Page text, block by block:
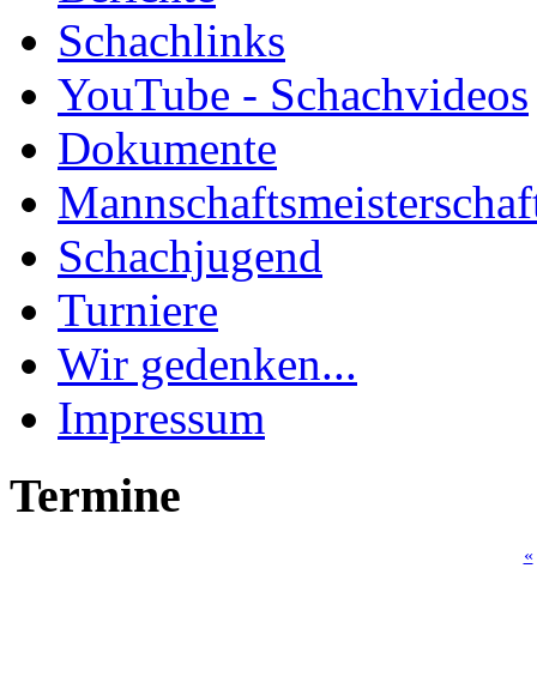
Schachlinks
YouTube - Schachvideos
Dokumente
Schachjugend
Turniere
Wir gedenken...
Impressum
Termine
«